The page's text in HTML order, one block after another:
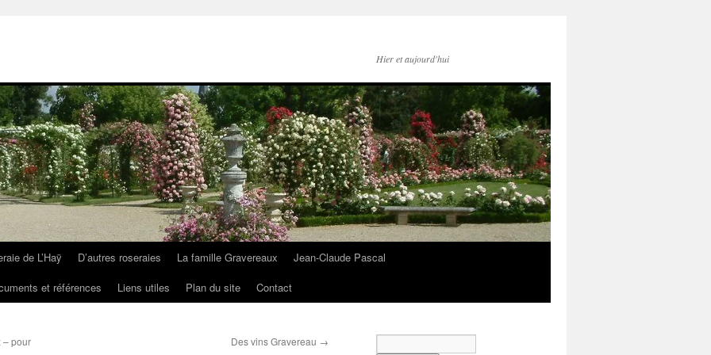
Hier et aujourd'hui
de L’Haÿ D’autres roseraies La famille Gravereaux
Jean-Claude Pascal
et références Liens utiles Plan du site Contact
– pour
Des vins Gravereau →